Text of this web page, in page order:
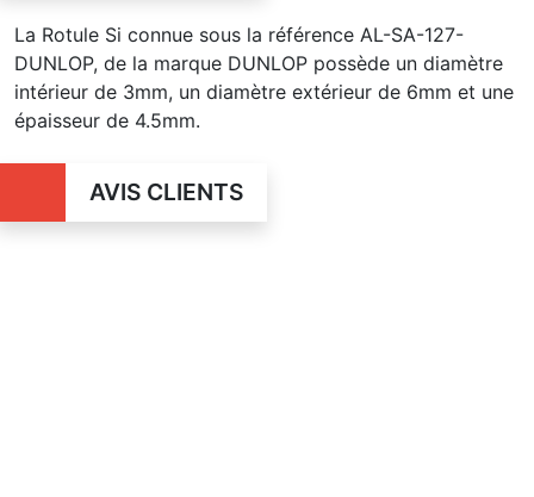
La Rotule Si connue sous la référence AL-SA-127-
DUNLOP, de la marque DUNLOP possède un diamètre
intérieur de 3mm, un diamètre extérieur de 6mm et une
épaisseur de 4.5mm.
AVIS CLIENTS